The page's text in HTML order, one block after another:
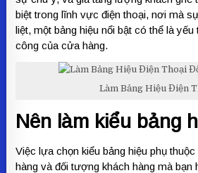
biệt trong lĩnh vực điện thoại, nơi mà
liệt, một bảng hiệu nổi bật có thể là
công của cửa hàng.
Làm Bảng Hiệu Điện
Nên làm kiểu bảng
Việc lựa chọn kiểu bảng hiệu phụ
hàng và đối tượng khách hàng mà